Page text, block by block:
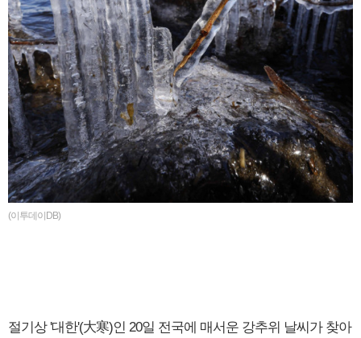
(이투데이DB)
절기상 '대한'(大寒)인 20일 전국에 매서운 강추위 날씨가 찾아